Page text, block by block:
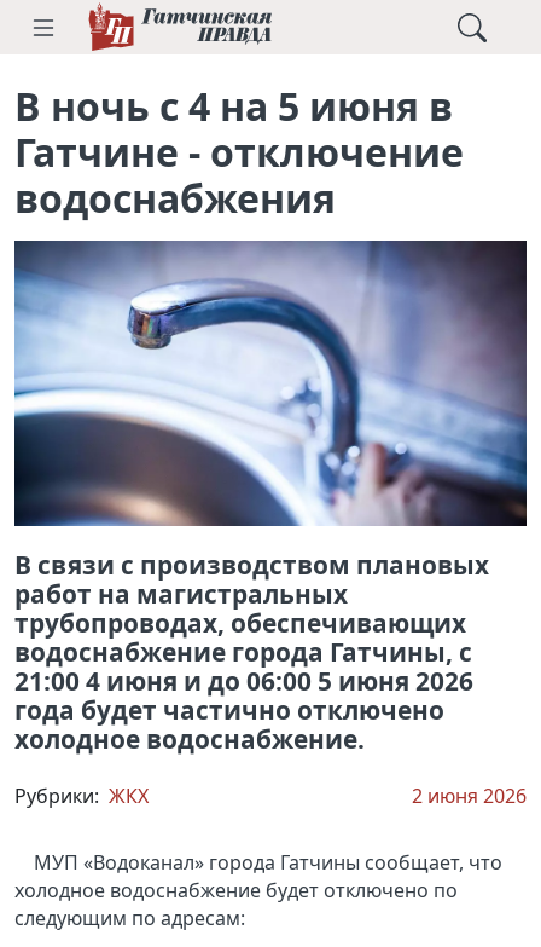
В ночь с 4 на 5 июня в
Гатчине - отключение
водоснабжения
В связи с производством плановых
работ на магистральных
трубопроводах, обеспечивающих
водоснабжение города Гатчины, с
21:00 4 июня и до 06:00 5 июня 2026
года будет частично отключено
холодное водоснабжение.
Рубрики: ЖКХ 2 июня 2026
МУП «Водоканал» города Гатчины сообщает, что
холодное водоснабжение будет отключено по
следующим по адресам: